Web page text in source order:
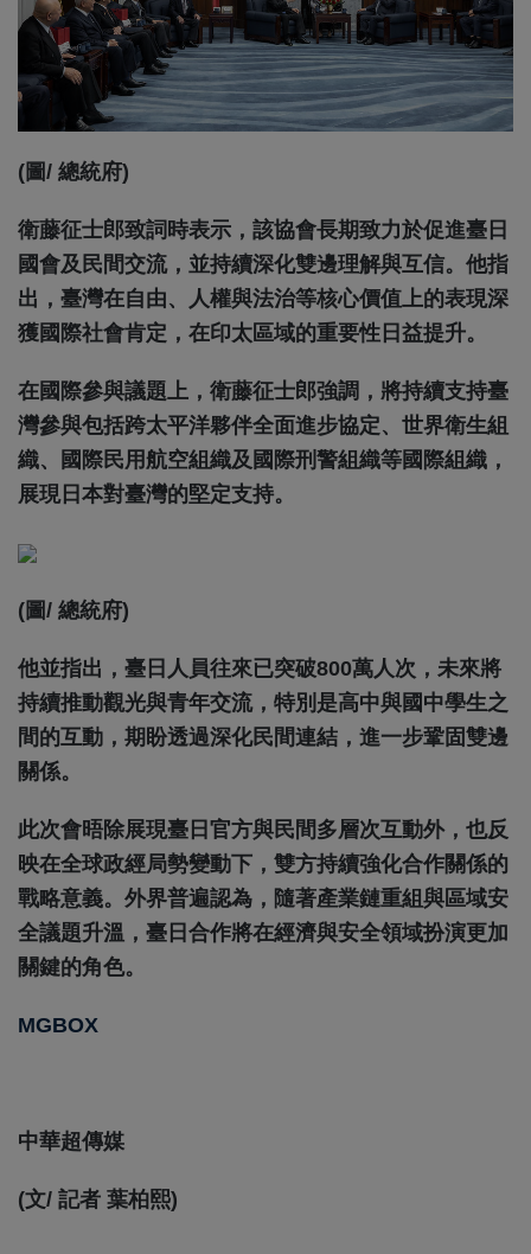
(圖/ 總統府)
衛藤征士郎致詞時表示，該協會長期致力於促進臺日
國會及民間交流，並持續深化雙邊理解與互信。他指
出，臺灣在自由、人權與法治等核心價值上的表現深
獲國際社會肯定，在印太區域的重要性日益提升。
在國際參與議題上，衛藤征士郎強調，將持續支持臺
灣參與包括跨太平洋夥伴全面進步協定、世界衛生組
織、國際民用航空組織及國際刑警組織等國際組織，
展現日本對臺灣的堅定支持。
(圖/ 總統府)
他並指出，臺日人員往來已突破800萬人次，未來將
持續推動觀光與青年交流，特別是高中與國中學生之
間的互動，期盼透過深化民間連結，進一步鞏固雙邊
關係。
此次會晤除展現臺日官方與民間多層次互動外，也反
映在全球政經局勢變動下，雙方持續強化合作關係的
戰略意義。外界普遍認為，隨著產業鏈重組與區域安
全議題升溫，臺日合作將在經濟與安全領域扮演更加
關鍵的角色。
MGBOX
中華超傳媒
(文/ 記者 葉柏熙)